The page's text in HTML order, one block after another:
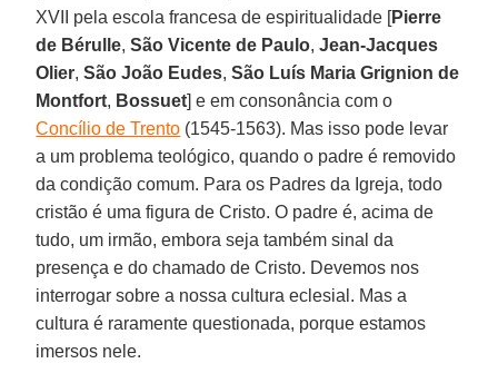
XVII pela escola francesa de espiritualidade [Pierre
de Bérulle,São Vicente de Paulo,Jean-Jacques
Olier,São João Eudes,São Luís Maria Grignion de
Montfort, Bossuet] e em consonância com o
Concílio de Trento (1545-1563). Mas isso pode levar
a um problema teológico, quando o padre é removido
da condição comum. Para os Padres da Igreja, todo
cristão é uma figura de Cristo. O padre é, acima de
tudo, um irmão, embora seja também sinal da
presença e do chamado de Cristo. Devemos nos
interrogar sobre a nossa cultura eclesial. Mas a
cultura é raramente questionada, porque estamos
imersos nele.